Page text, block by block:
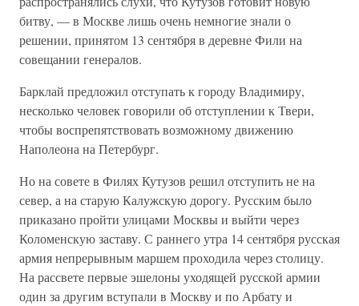
битву, — в Москве лишь очень немногие знали о
решении, принятом 13 сентября в деревне Фили на
совещании генералов.
Барклай предложил отступать к городу Владимиру,
несколько человек говорили об отступлении к Твери,
чтобы воспрепятствовать возможному движению
Наполеона на Петербург.
Но на совете в Филях Кутузов решил отступить не на
север, а на старую Калужскую дорогу. Русским было
приказано пройти улицами Москвы и выйти через
Коломенскую заставу. С раннего утра 14 сентября русская
армия непрерывным маршем проходила через столицу.
На рассвете первые эшелоны уходящей русской армии
один за другим вступали в Москву и по Арбату и